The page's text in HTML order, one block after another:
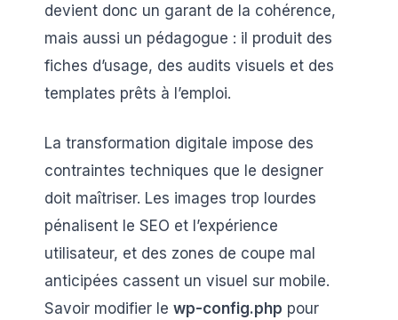
devient donc un garant de la cohérence,
mais aussi un pédagogue : il produit des
fiches d’usage, des audits visuels et des
templates prêts à l’emploi.
La transformation digitale impose des
contraintes techniques que le designer
doit maîtriser. Les images trop lourdes
pénalisent le SEO et l’expérience
utilisateur, et des zones de coupe mal
anticipées cassent un visuel sur mobile.
Savoir modifier le wp-config.php pour